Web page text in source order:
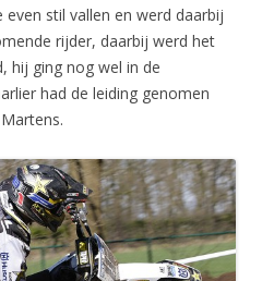
stil vallen en werd daarbij
rijder, daarbij werd het
hij ging nog wel in de
had de leiding genomen